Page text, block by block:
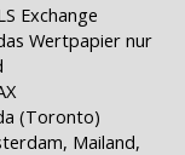
Exchange
Wertpapier nur
(Toronto)
Mailand,